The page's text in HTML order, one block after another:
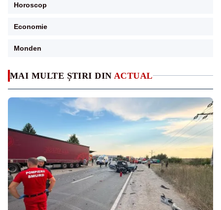
MAI MULTE ȘTIRI DIN ACTUAL
Horoscop
Economie
Monden